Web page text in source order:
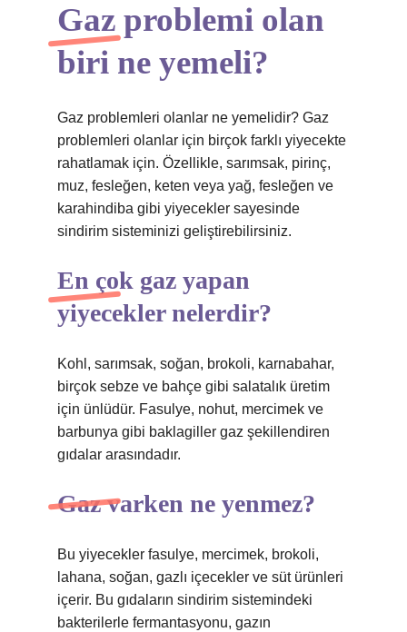
Gaz problemi olan
biri ne yemeli?
Gaz problemleri olanlar ne yemelidir? Gaz
problemleri olanlar için birçok farklı yiyecekte
rahatlamak için. Özellikle, sarımsak, pirinç,
muz, fesleğen, keten veya yağ, fesleğen ve
karahindiba gibi yiyecekler sayesinde
sindirim sisteminizi geliştirebilirsiniz.
En çok gaz yapan
yiyecekler nelerdir?
Kohl, sarımsak, soğan, brokoli, karnabahar,
birçok sebze ve bahçe gibi salatalık üretim
için ünlüdür. Fasulye, nohut, mercimek ve
barbunya gibi baklagiller gaz şekillendiren
gıdalar arasındadır.
Gaz varken ne yenmez?
Bu yiyecekler fasulye, mercimek, brokoli,
lahana, soğan, gazlı içecekler ve süt ürünleri
içerir. Bu gıdaların sindirim sistemindeki
bakterilerle fermantasyonu, gazın